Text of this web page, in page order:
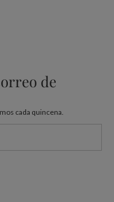
de
cada quincena.